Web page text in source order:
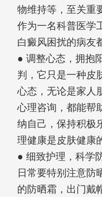
物维持等，至关重
作为一名科普医学
白癜风困扰的病友
● 调整心态，拥抱
判，它只是一种皮
心态，无论是家人
心理咨询，都能帮
纳自己，保持积极
理健康是皮肤健康
● 细致护理，科学
日常要特别注意防
的防晒霜，出门戴